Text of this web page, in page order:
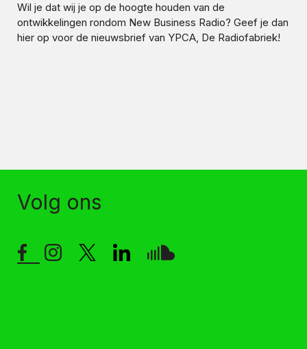
Wil je dat wij je op de hoogte houden van de
ontwikkelingen rondom New Business Radio? Geef je dan
hier op voor de nieuwsbrief van YPCA, De Radiofabriek!
Volg ons